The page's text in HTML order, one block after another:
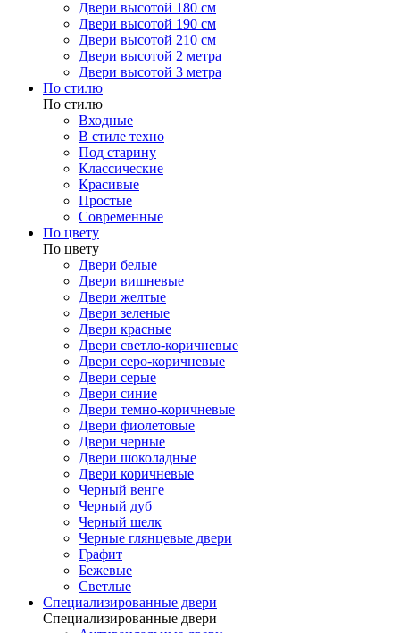
Двери высотой 180 см
Двери высотой 190 см
Двери высотой 210 см
Двери высотой 2 метра
Двери высотой 3 метра
По стилю
По стилю
Входные
В стиле техно
Под старину
Классические
Красивые
Простые
Современные
По цвету
По цвету
Двери белые
Двери вишневые
Двери желтые
Двери зеленые
Двери красные
Двери светло-коричневые
Двери серо-коричневые
Двери серые
Двери синие
Двери темно-коричневые
Двери фиолетовые
Двери черные
Двери шоколадные
Двери коричневые
Черный венге
Черный дуб
Черный шелк
Черные глянцевые двери
Графит
Бежевые
Светлые
Специализированные двери
Специализированные двери